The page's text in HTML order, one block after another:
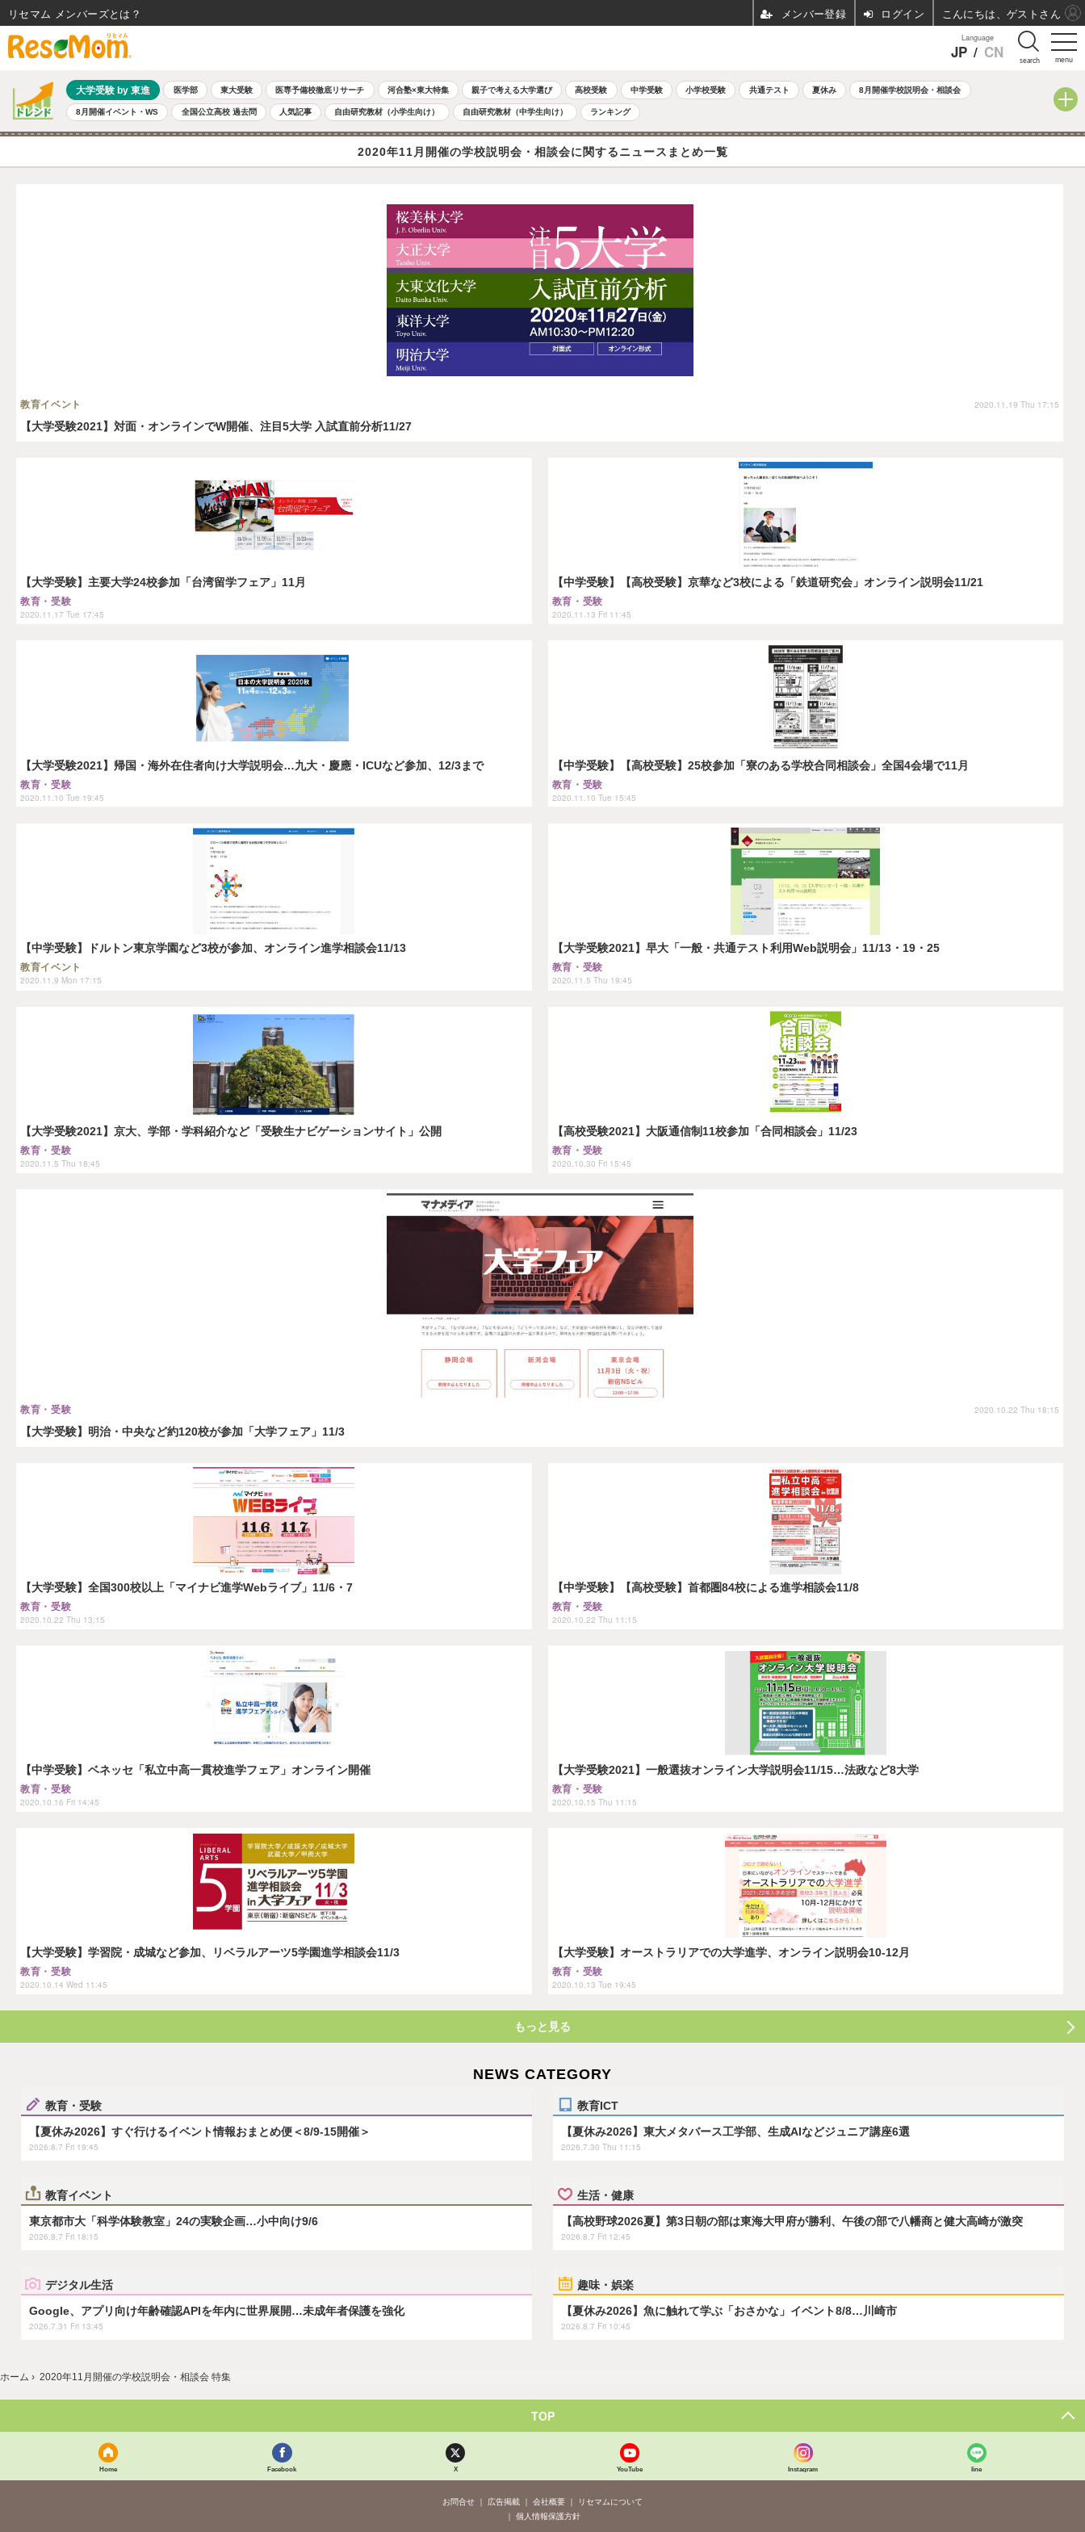
menu
Language
JP / CN search
大学受験 by 東進 医学部 東大受験 医専予備校徹底リサーチ 河合塾×東大特集 親子で考える大学選び 高校受験 中学受験 小学校受験 共通テスト 夏休み 8月開催学校説明会・相談会
8月開催イベント・WS 全国公立高校 過去問 人気記事 自由研究教材（小学生向け） 自由研究教材（中学生向け） ランキング
2020年11月開催の学校説明会・相談会に関するニュースまとめ一覧
【大学受験2021】対面・オンラインでW開催、注目5大学 入試直前分析11/27
教育イベント 2020.11.19 Thu 17:15
【大学受験】主要大学24校参加「台湾留学フェア」11月
教育・受験
2020.11.17 Tue 17:45
【中学受験】【高校受験】京華など3校による「鉄道研究会」オンライン説明会11/21
教育・受験
2020.11.13 Fri 11:45
【大学受験2021】帰国・海外在住者向け大学説明会…九大・慶應・ICUなど参加、12/3まで
教育・受験
2020.11.10 Tue 19:45
【中学受験】【高校受験】25校参加「寮のある学校合同相談会」全国4会場で11月
教育・受験
2020.11.10 Tue 15:45
【中学受験】ドルトン東京学園など3校が参加、オンライン進学相談会11/13
教育イベント
2020.11.9 Mon 17:15
【大学受験2021】早大「一般・共通テスト利用Web説明会」11/13・19・25
教育・受験
2020.11.5 Thu 19:45
【大学受験2021】京大、学部・学科紹介など「受験生ナビゲーションサイト」公開
教育・受験
2020.11.5 Thu 18:45
【高校受験2021】大阪通信制11校参加「合同相談会」11/23
教育・受験
2020.10.30 Fri 15:45
【大学受験】明治・中央など約120校が参加「大学フェア」11/3
教育・受験 2020.10.22 Thu 18:15
【大学受験】全国300校以上「マイナビ進学Webライブ」11/6・7
教育・受験
2020.10.22 Thu 13:15
【中学受験】【高校受験】首都圏84校による進学相談会11/8
教育・受験
2020.10.22 Thu 11:15
【中学受験】ベネッセ「私立中高一貫校進学フェア」オンライン開催
教育・受験
2020.10.16 Fri 14:45
【大学受験2021】一般選抜オンライン大学説明会11/15…法政など8大学
教育・受験
2020.10.15 Thu 11:15
【大学受験】学習院・成城など参加、リベラルアーツ5学園進学相談会11/3
教育・受験
2020.10.14 Wed 11:45
【大学受験】オーストラリアでの大学進学、オンライン説明会10-12月
教育・受験
2020.10.13 Tue 19:45
もっと見る
NEWS CATEGORY
教育・受験
【夏休み2026】すぐ行けるイベント情報おまとめ便＜8/9-15開催＞
2026.8.7 Fri 19:45
教育ICT
【夏休み2026】東大メタバース工学部、生成AIなどジュニア講座6選
2026.7.30 Thu 11:15
教育イベント
東京都市大「科学体験教室」24の実験企画…小中向け9/6
2026.8.7 Fri 18:15
生活・健康
【高校野球2026夏】第3日朝の部は東海大甲府が勝利、午後の部で八幡商と健大高崎が激突
2026.8.7 Fri 12:45
デジタル生活
Google、アプリ向け年齢確認APIを年内に世界展開…未成年者保護を強化
2026.7.31 Fri 13:45
趣味・娯楽
【夏休み2026】魚に触れて学ぶ「おさかな」イベント8/8…川崎市
2026.8.7 Fri 10:45
ホーム › 2020年11月開催の学校説明会・相談会 特集
TOP
Home Facebook X YouTube Instagram line
お問合せ 広告掲載 会社概要
リセマムについて
個人情報保護方針
リセマム メンバーズ ログイン こんにちは、ゲストさん